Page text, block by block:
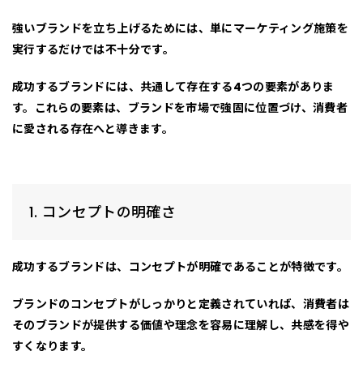
強いブランドを立ち上げるためには、単にマーケティング施策を
実行するだけでは不十分です。
成功するブランドには、共通して存在する4つの要素がありま
す。これらの要素は、ブランドを市場で強固に位置づけ、消費者
に愛される存在へと導きます。
1. コンセプトの明確さ
成功するブランドは、 コンセプトが明確であることが特徴です。
ブランドのコンセプトがしっかりと定義されていれば、消費者は
そのブランドが提供する価値や理念を容易に理解し、共感を得や
すくなります。